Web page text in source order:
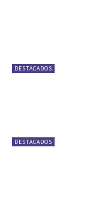
DESTACADOS
DESTACADOS